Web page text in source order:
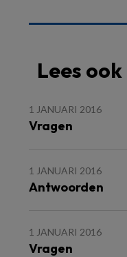
Lees ook
1 JANUARI 2016
Vragen
1 JANUARI 2016
Antwoorden
1 JANUARI 2016
Vragen